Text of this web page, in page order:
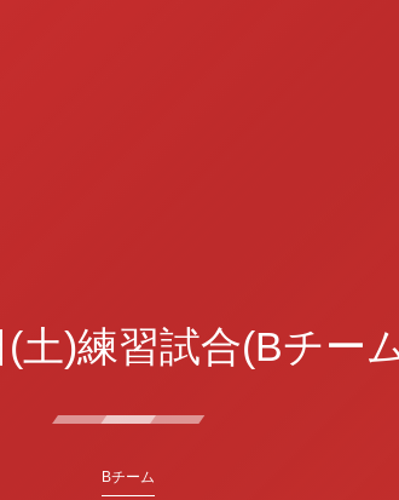
土)練習試合(Bチー
Bチーム